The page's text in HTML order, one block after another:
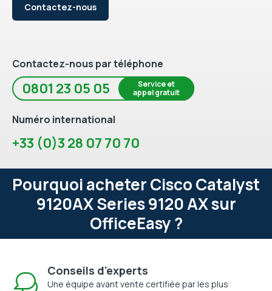
Contactez-nous
Contactez-nous par téléphone
0801 23 05 05
Service et
appel gratuit
Numéro international
+33 (0)3 28 07 70 70
Pourquoi acheter Cisco Catalyst
9120AX Series 9120 AX sur
OfficeEasy ?
Conseils d'experts
Une équipe avant vente certifiée par les plus